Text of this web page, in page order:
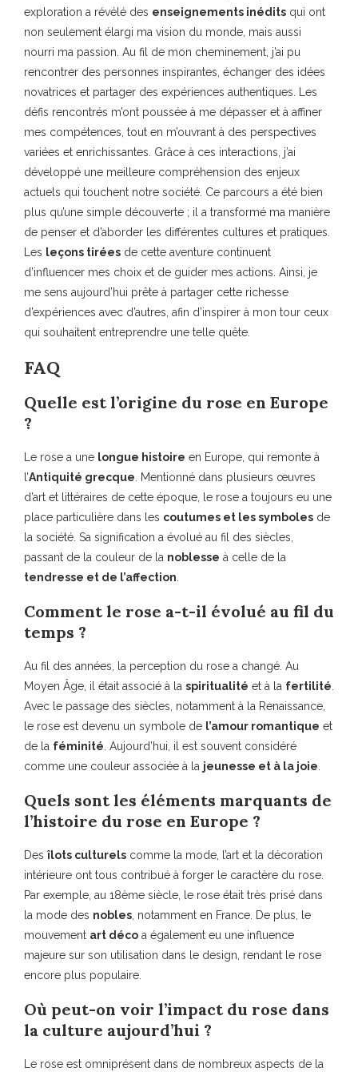
exploration a révélé des enseignements inédits qui ont
non seulement élargi ma vision du monde, mais aussi
nourri ma passion. Au fil de mon cheminement, j’ai pu
rencontrer des personnes inspirantes, échanger des idées
novatrices et partager des expériences authentiques. Les
défis rencontrés m’ont poussée à me dépasser et à affiner
mes compétences, tout en m’ouvrant à des perspectives
variées et enrichissantes. Grâce à ces interactions, j’ai
développé une meilleure compréhension des enjeux
actuels qui touchent notre société. Ce parcours a été bien
plus qu’une simple découverte ; il a transformé ma manière
de penser et d’aborder les différentes cultures et pratiques.
Les leçons tirées de cette aventure continuent
d’influencer mes choix et de guider mes actions. Ainsi, je
me sens aujourd’hui prête à partager cette richesse
d’expériences avec d’autres, afin d’inspirer à mon tour ceux
qui souhaitent entreprendre une telle quête.
FAQ
Quelle est l’origine du rose en Europe
?
Le rose a une longue histoire en Europe, qui remonte à
l’Antiquité grecque. Mentionné dans plusieurs œuvres
d’art et littéraires de cette époque, le rose a toujours eu une
place particulière dans les coutumes et les symboles de
la société. Sa signification a évolué au fil des siècles,
passant de la couleur de la noblesse à celle de la
tendresse et de l’affection.
Comment le rose a-t-il évolué au fil du
temps ?
Au fil des années, la perception du rose a changé. Au
Moyen Âge, il était associé à la spiritualité et à la fertilité.
Avec le passage des siècles, notamment à la Renaissance,
le rose est devenu un symbole de l’amour romantique et
de la féminité. Aujourd’hui, il est souvent considéré
comme une couleur associée à la jeunesse et à la joie.
Quels sont les éléments marquants de
l’histoire du rose en Europe ?
Des îlots culturels comme la mode, l’art et la décoration
intérieure ont tous contribué à forger le caractère du rose.
Par exemple, au 18ème siècle, le rose était très prisé dans
la mode des nobles, notamment en France. De plus, le
mouvement art déco a également eu une influence
majeure sur son utilisation dans le design, rendant le rose
encore plus populaire.
Où peut-on voir l’impact du rose dans
la culture aujourd’hui ?
Le rose est omniprésent dans de nombreux aspects de la